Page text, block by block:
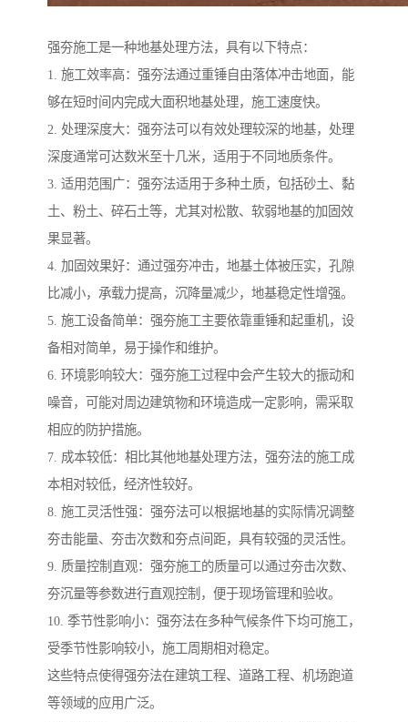
强夯施工是一种地基处理方法，具有以下特点：
1. 施工效率高：强夯法通过重锤自由落体冲击地面，能
够在短时间内完成大面积地基处理，施工速度快。
2. 处理深度大：强夯法可以有效处理较深的地基，处理
深度通常可达数米至十几米，适用于不同地质条件。
3. 适用范围广：强夯法适用于多种土质，包括砂土、黏
土、粉土、碎石土等，尤其对松散、软弱地基的加固效
果显著。
4. 加固效果好：通过强夯冲击，地基土体被压实，孔隙
比减小，承载力提高，沉降量减少，地基稳定性增强。
5. 施工设备简单：强夯施工主要依靠重锤和起重机，设
备相对简单，易于操作和维护。
6. 环境影响较大：强夯施工过程中会产生较大的振动和
噪音，可能对周边建筑物和环境造成一定影响，需采取
相应的防护措施。
7. 成本较低：相比其他地基处理方法，强夯法的施工成
本相对较低，经济性较好。
8. 施工灵活性强：强夯法可以根据地基的实际情况调整
夯击能量、夯击次数和夯点间距，具有较强的灵活性。
9. 质量控制直观：强夯施工的质量可以通过夯击次数、
夯沉量等参数进行直观控制，便于现场管理和验收。
10. 季节性影响小：强夯法在多种气候条件下均可施工，
受季节性影响较小，施工周期相对稳定。
这些特点使得强夯法在建筑工程、道路工程、机场跑道
等领域的应用广泛。